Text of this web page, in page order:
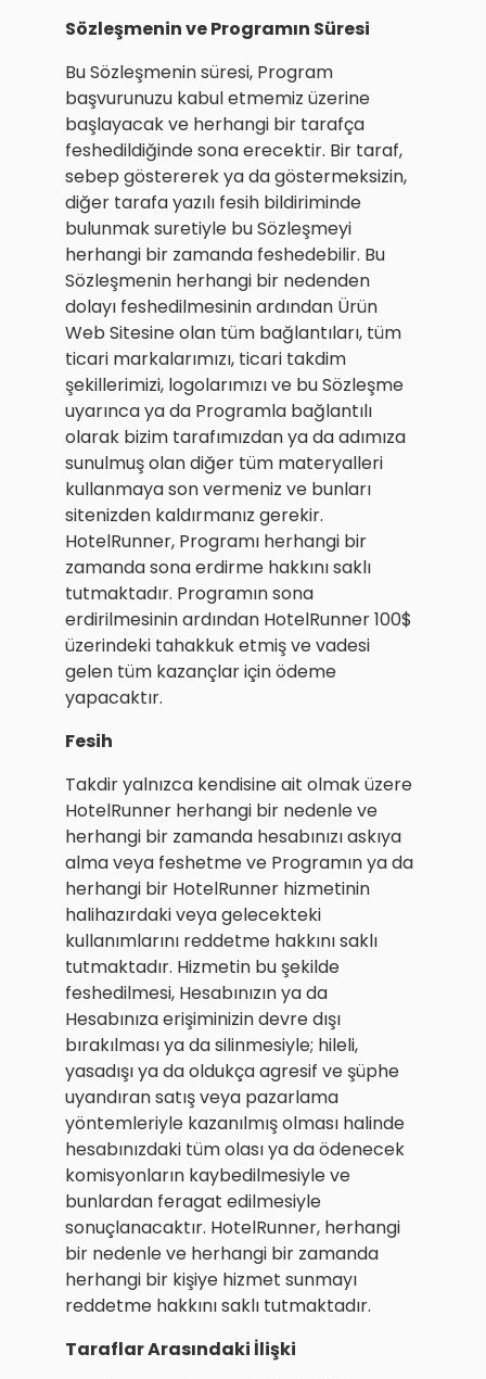
Sözleşmenin ve Programın Süresi
Bu Sözleşmenin süresi, Program
başvurunuzu kabul etmemiz üzerine
başlayacak ve herhangi bir tarafça
feshedildiğinde sona erecektir. Bir taraf,
sebep göstererek ya da göstermeksizin,
diğer tarafa yazılı fesih bildiriminde
bulunmak suretiyle bu Sözleşmeyi
herhangi bir zamanda feshedebilir. Bu
Sözleşmenin herhangi bir nedenden
dolayı feshedilmesinin ardından Ürün
Web Sitesine olan tüm bağlantıları, tüm
ticari markalarımızı, ticari takdim
şekillerimizi, logolarımızı ve bu Sözleşme
uyarınca ya da Programla bağlantılı
olarak bizim tarafımızdan ya da adımıza
sunulmuş olan diğer tüm materyalleri
kullanmaya son vermeniz ve bunları
sitenizden kaldırmanız gerekir.
HotelRunner, Programı herhangi bir
zamanda sona erdirme hakkını saklı
tutmaktadır. Programın sona
erdirilmesinin ardından HotelRunner 100$
üzerindeki tahakkuk etmiş ve vadesi
gelen tüm kazançlar için ödeme
yapacaktır.
Fesih
Takdir yalnızca kendisine ait olmak üzere
HotelRunner herhangi bir nedenle ve
herhangi bir zamanda hesabınızı askıya
alma veya feshetme ve Programın ya da
herhangi bir HotelRunner hizmetinin
halihazırdaki veya gelecekteki
kullanımlarını reddetme hakkını saklı
tutmaktadır. Hizmetin bu şekilde
feshedilmesi, Hesabınızın ya da
Hesabınıza erişiminizin devre dışı
bırakılması ya da silinmesiyle; hileli,
yasadışı ya da oldukça agresif ve şüphe
uyandıran satış veya pazarlama
yöntemleriyle kazanılmış olması halinde
hesabınızdaki tüm olası ya da ödenecek
komisyonların kaybedilmesiyle ve
bunlardan feragat edilmesiyle
sonuçlanacaktır. HotelRunner, herhangi
bir nedenle ve herhangi bir zamanda
herhangi bir kişiye hizmet sunmayı
reddetme hakkını saklı tutmaktadır.
Taraflar Arasındaki İlişki